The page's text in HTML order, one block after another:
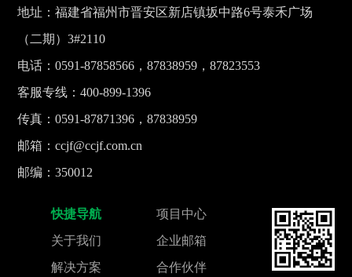
地址：福建省福州市晋安区新店镇坂中路6号泰禾广场
（二期）3#2110
电话：0591-87858566，87838959，87823553
客服专线：400-899-1396
传真：0591-87871396，87838959
邮箱：ccjf@ccjf.com.cn
邮编：350012
快捷导航
关于我们
解决方案
项目中心
企业邮箱
合作伙伴